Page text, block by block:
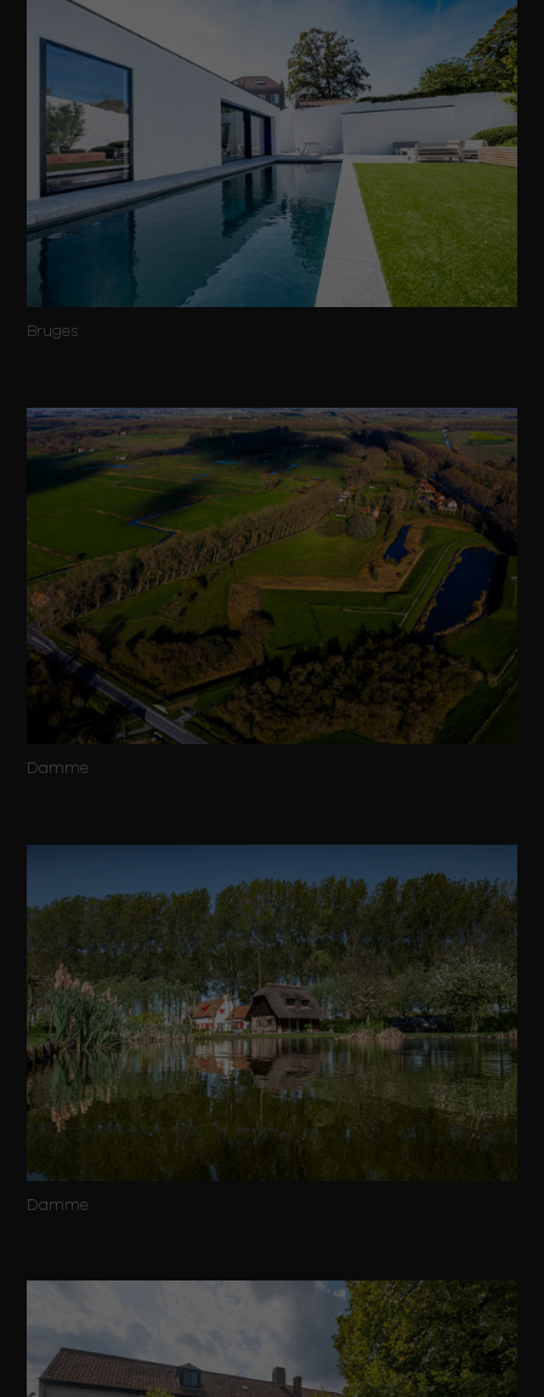
Bruges
Damme
Damme